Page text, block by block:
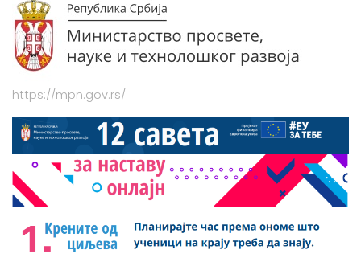
https://mpn.gov.rs/